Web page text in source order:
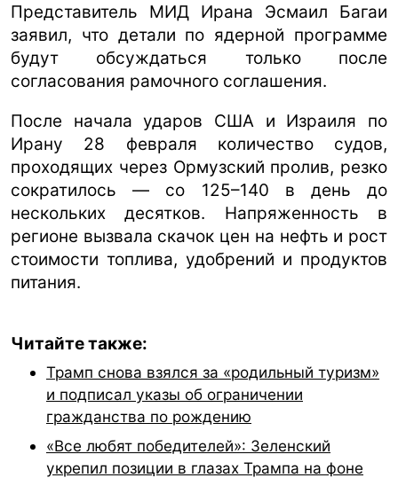
Представитель МИД Ирана Эсмаил Багаи
заявил, что детали по ядерной программе
будут обсуждаться только после
согласования рамочного соглашения.
После начала ударов США и Израиля по
Ирану 28 февраля количество судов,
проходящих через Ормузский пролив, резко
сократилось — со 125–140 в день до
нескольких десятков. Напряженность в
регионе вызвала скачок цен на нефть и рост
стоимости топлива, удобрений и продуктов
питания.
Читайте также:
Трамп снова взялся за «родильный туризм»
и подписал указы об ограничении
гражданства по рождению
«Все любят победителей»: Зеленский
укрепил позиции в глазах Трампа на фоне